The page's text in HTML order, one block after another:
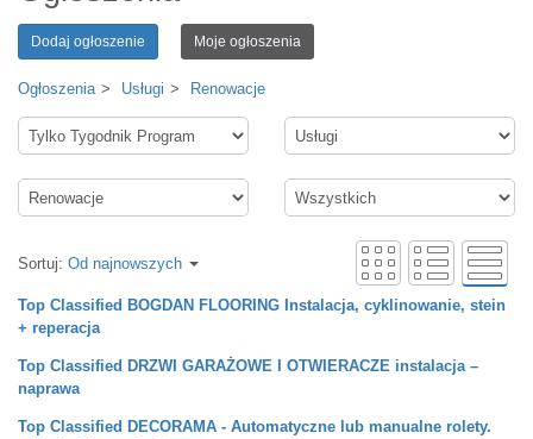
Dodaj ogłoszenie Moje ogłoszenia
Ogłoszenia Usługi Renowacje
Sortuj: Od najnowszych
Top Classified BOGDAN FLOORING Instalacja, cyklinowanie, stein
+ reperacja
Top Classified DRZWI GARAŻOWE I OTWIERACZE instalacja –
naprawa
Top Classified DECORAMA - Automatyczne lub manualne rolety.